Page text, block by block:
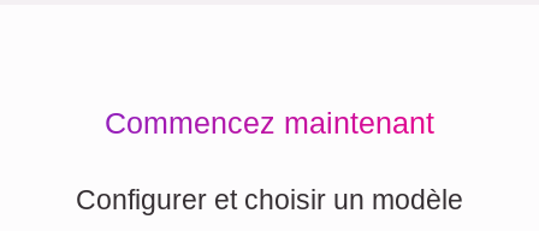
Commencez maintenant
Configurer et choisir un modèle